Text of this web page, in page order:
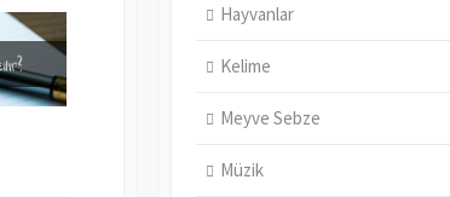
Hayvanlar
Kelime
Meyve Sebze
Müzik